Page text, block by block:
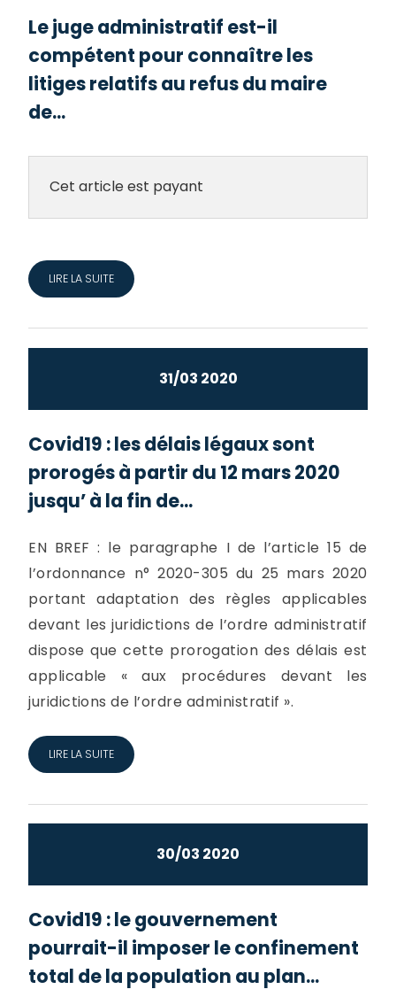
Le juge administratif est-il
compétent pour connaître les
litiges relatifs au refus du maire
de...
Cet article est payant
LIRE LA SUITE
31/03 2020
Covid19 : les délais légaux sont
prorogés à partir du 12 mars 2020
jusqu’ à la fin de...
EN BREF : le paragraphe I de l’article 15 de
l’ordonnance n° 2020-305 du 25 mars 2020
portant adaptation des règles applicables
devant les juridictions de l’ordre administratif
dispose que cette prorogation des délais est
applicable « aux procédures devant les
juridictions de l’ordre administratif ».
LIRE LA SUITE
30/03 2020
Covid19 : le gouvernement
pourrait-il imposer le confinement
total de la population au plan...